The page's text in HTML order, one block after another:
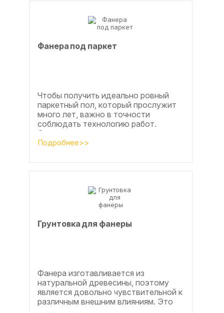
Фанера под паркет
Чтобы получить идеально ровный
паркетный пол, который прослужит
много лет, важно в точности
соблюдать технологию работ.
Сегодня одним из самых простых и
эффективных методов считается...
Подробнее>>
Грунтовка для фанеры
Фанера изготавливается из
натуральной древесины, поэтому
является довольно чувствительной к
различным внешним влияниям. Это